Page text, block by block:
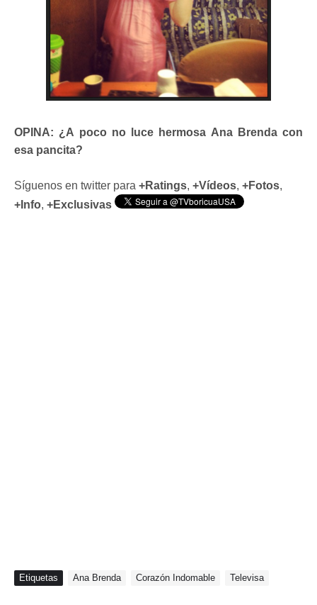
OPINA: ¿A poco no luce hermosa Ana Brenda con
esa pancita?
Síguenos en twitter para +Ratings, +Vídeos, +Fotos,
+Info, +Exclusivas
Etiquetas Ana Brenda Corazón Indomable Televisa